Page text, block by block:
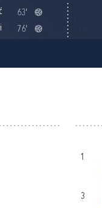
63'
76'
1
3